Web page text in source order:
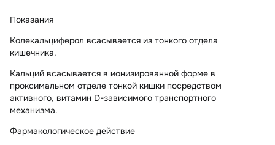
Показания
Колекальциферол всасывается из тонкого отдела
кишечника.
Кальций всасывается в ионизированной форме в
проксимальном отделе тонкой кишки посредством
активного, витамин D-зависимого транспортного
механизма.
Фармакологическое действие